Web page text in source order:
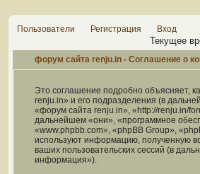
Пользователи Регистрация Вход
Текущее
форум сайта renju.in - Соглашение о
Это соглашение подробно объясняет,
renju.in» и его подразделения (в
«форум сайта renju.in», «http://renju.in/
дальнейшем «они», «программное
«www.phpbb.com», «phpBB Group»,
используют информацию, полученную
ваших пользовательских сессий (в
информация»).